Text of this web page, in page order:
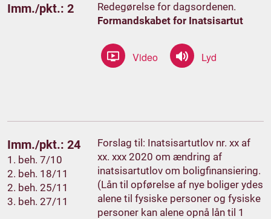
Imm./pkt.: 2
Redegørelse for dagsordenen.
Formandskabet for Inatsisartut
Imm./pkt.: 24
1. beh. 7/10
2. beh. 18/11
2. beh. 25/11
3. beh. 27/11
Forslag til: Inatsisartutlov nr. xx af
xx. xxx 2020 om ændring af
inatsisartutlov om boligfinansiering.
(Lån til opførelse af nye boliger ydes
alene til fysiske personer og fysiske
personer kan alene opnå lån til 1